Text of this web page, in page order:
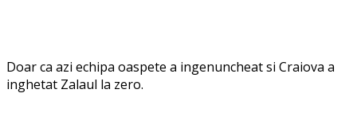
Doar ca azi echipa oaspete a ingenuncheat si Craiova a
inghetat Zalaul la zero.